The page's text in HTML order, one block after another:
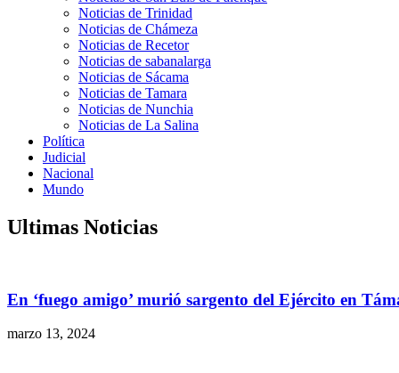
Noticias de Trinidad
Noticias de Chámeza
Noticias de Recetor
Noticias de sabanalarga
Noticias de Sácama
Noticias de Tamara
Noticias de Nunchia
Noticias de La Salina
Política
Judicial
Nacional
Mundo
Ultimas Noticias
En ‘fuego amigo’ murió sargento del Ejército en
marzo 13, 2024